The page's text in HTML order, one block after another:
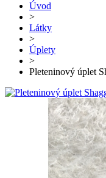
Úvod
>
Látky
>
Úplety
>
Pleteninový úplet